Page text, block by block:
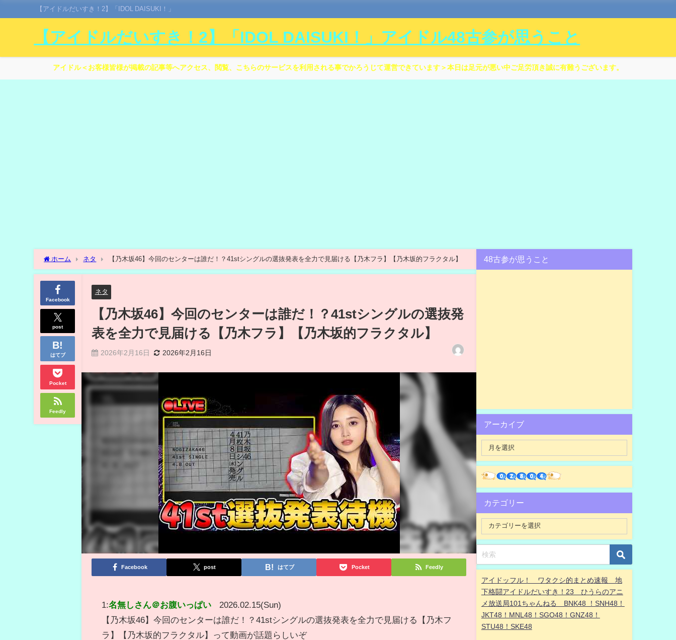
【アイドルだいすき！2】「IDOL DAISUKI！」
【アイドルだいすき！2】「IDOL DAISUKI！」アイドル48古参が思うこと
アイドル＜お客様皆様が掲載の記事等へアクセス、閲覧、こちらのサービスを利用される事でかろうじて運営できています＞本日は足元が悪い中ご足労頂き誠に有難うございます。
ホーム ネタ 【乃木坂46】今回のセンターは誰だ！？41stシングルの選抜発表を全力で見届ける【乃木フラ】【乃木坂的フラクタル】
Facebook
post
はてブ
Pocket
Feedly
ネタ
【乃木坂46】今回のセンターは誰だ！？41stシングルの選抜発
表を全力で見届ける【乃木フラ】【乃木坂的フラクタル】
2026年2月16日 2026年2月16日
Facebook post はてブ Pocket Feedly
1:名無しさん＠お腹いっぱい
2026.02.15(Sun)
【乃木坂46】今回のセンターは誰だ！？41stシングルの選抜発表を全力で見届ける【乃木フ
ラ】【乃木坂的フラクタル】って動画が話題らしいぞ
48古参が思うこと
アーカイブ
カテゴリー
アイドッフル！ ワタクシ的まとめ速報 地
下格闘アイドルだいすき！23 ひうらのアニ
メ放送局101ちゃんねる BNK48 ！SNH48！
JKT48！MNL48！SGO48！GNZ48！
STU48！SKE48